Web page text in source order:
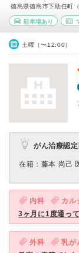
徳島県徳島市下助任町（
駐車場あり
土曜（〜12:00）
がん治療認
在籍：藤本 尚⼰
内科 カル
3ヶ月に1度通っ
外科 乳が